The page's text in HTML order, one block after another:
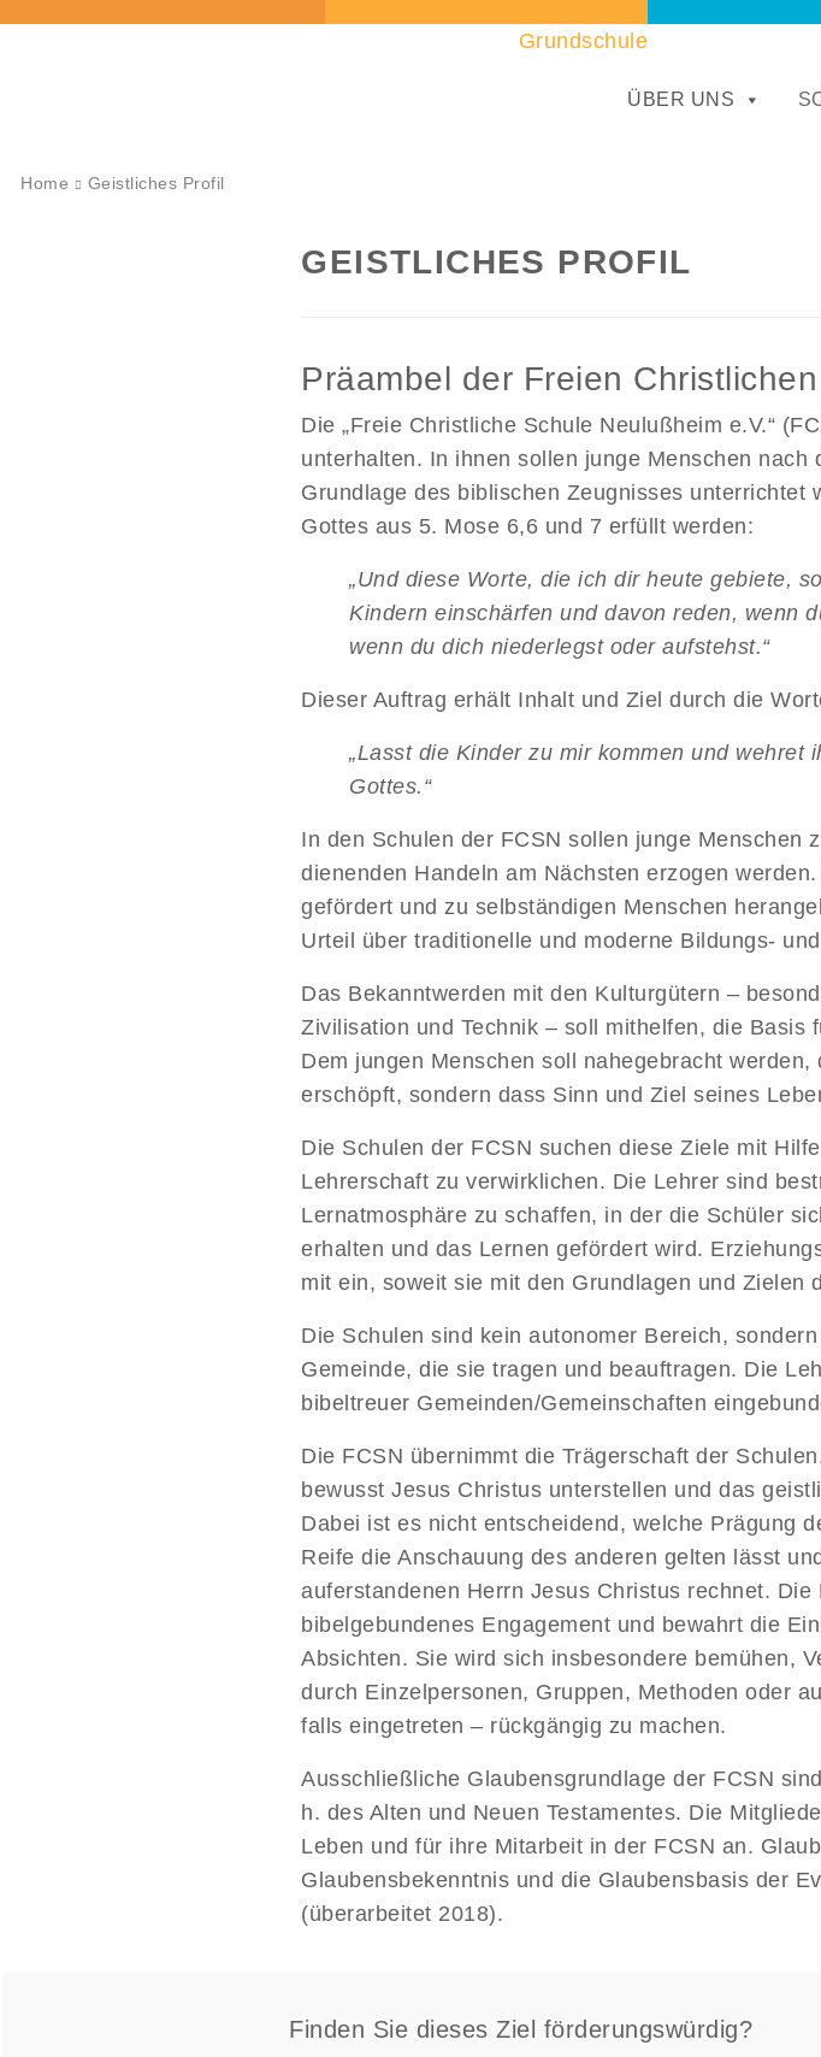
Grundschule
ÜBER UNS
Home Geistliches Profil
GEISTLICHES PROFIL
Präambel der Freien
Die „Freie Christliche Schule Neulußheim e.V.“
unterhalten. In ihnen sollen junge Menschen
Grundlage des biblischen Zeugnisses unterrichtet
Gottes aus 5. Mose 6,6 und 7 erfüllt werden:
„Und diese Worte, die ich dir heute gebiete,
Kindern einschärfen und davon reden, wenn
wenn du dich niederlegst oder aufstehst.“
Dieser Auftrag erhält Inhalt und Ziel durch die
„Lasst die Kinder zu mir kommen und
Gottes.“
In den Schulen der FCSN sollen junge Menschen
dienenden Handeln am Nächsten erzogen
gefördert und zu selbständigen Menschen
Urteil über traditionelle und moderne Bildungs-
Das Bekanntwerden mit den Kulturgütern –
Zivilisation und Technik – soll mithelfen, die
Dem jungen Menschen soll nahegebracht
erschöpft, sondern dass Sinn und Ziel seines
Die Schulen der FCSN suchen diese Ziele mit
Lehrerschaft zu verwirklichen. Die Lehrer sind
Lernatmosphäre zu schaffen, in der die Schüler
erhalten und das Lernen gefördert wird.
mit ein, soweit sie mit den Grundlagen und Zielen
Die Schulen sind kein autonomer Bereich,
Gemeinde, die sie tragen und beauftragen. Die
bibeltreuer Gemeinden/Gemeinschaften
Die FCSN übernimmt die Trägerschaft der
bewusst Jesus Christus unterstellen und das
Dabei ist es nicht entscheidend, welche Prägung
Reife die Anschauung des anderen gelten lässt
auferstandenen Herrn Jesus Christus rechnet.
bibelgebundenes Engagement und bewahrt die
Absichten. Sie wird sich insbesondere bemühen,
durch Einzelpersonen, Gruppen, Methoden oder
falls eingetreten – rückgängig zu machen.
Ausschließliche Glaubensgrundlage der FCSN
h. des Alten und Neuen Testamentes. Die
Leben und für ihre Mitarbeit in der FCSN an.
Glaubensbekenntnis und die Glaubensbasis der
(überarbeitet 2018).
Finden Sie dieses Ziel förderungswürdig?